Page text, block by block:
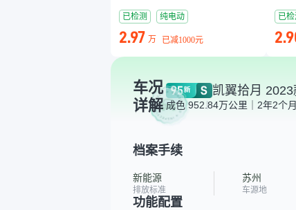
已检测 纯电动
2.97 万 已减1000元
已检
车况
详解
凯翼拾月
成色 952.84万公里｜2年2个月
档案手续
新能源
排放标准
苏州
车源地
功能配置